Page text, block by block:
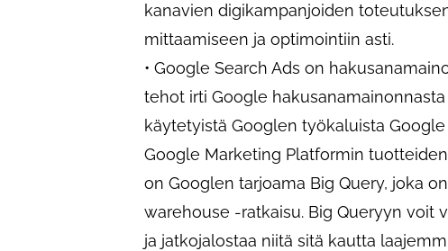
kanavien digikampanjoiden
mittaamiseen ja optimointiin asti.
• Google Search Ads on
tehot irti Google
käytetyistä Googlen työkaluista
Google Marketing Platformin
on Googlen tarjoama Big Query, joka
warehouse -ratkaisu. Big Queryyn voit
ja jatkojalostaa niitä sitä kautta